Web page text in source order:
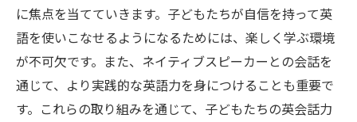
に焦点を当てていきます。子どもたちが自信を持って英
語を使いこなせるようになるためには、楽しく学ぶ環境
が不可欠です。また、ネイティブスピーカーとの会話を
通じて、より実践的な英語力を身につけることも重要で
す。これらの取り組みを通じて、子どもたちの英会話力